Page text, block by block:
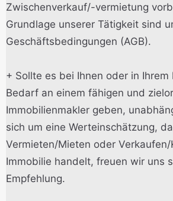
Zwischenverkauf/-vermietung
Grundlage unserer Tätigkeit sind
Geschäftsbedingungen (AGB).
+ Sollte es bei Ihnen oder in Ihrem
Bedarf an einem fähigen und
Immobilienmakler geben,
sich um eine Werteinschätzung,
Vermieten/Mieten oder
Immobilie handelt, freuen wir uns
Empfehlung.